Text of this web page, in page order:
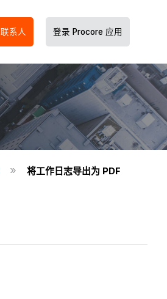
联系人 登录 Procore 应用
将工作日志导出为 PDF